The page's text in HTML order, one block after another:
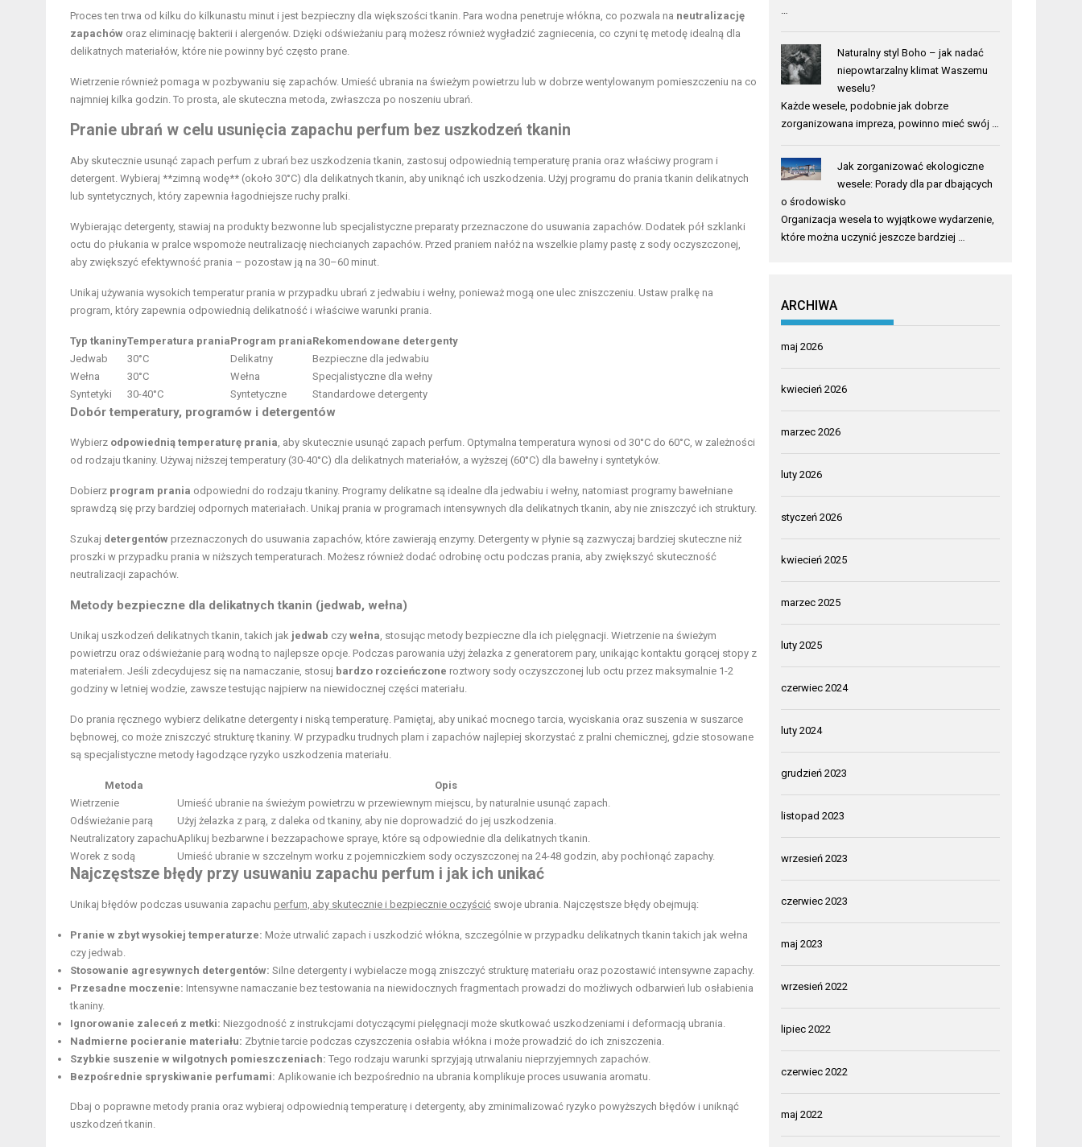
Proces ten trwa od kilku do kilkunastu minut i jest bezpieczny dla większości tkanin. Para wodna penetruje włókna, co pozwala na neutralizację
zapachów oraz eliminację bakterii i alergenów. Dzięki odświeżaniu parą możesz również wygładzić zagniecenia, co czyni tę metodę idealną dla
delikatnych materiałów, które nie powinny być często prane.
Wietrzenie również pomaga w pozbywaniu się zapachów. Umieść ubrania na świeżym powietrzu lub w dobrze wentylowanym pomieszczeniu na co
najmniej kilka godzin. To prosta, ale skuteczna metoda, zwłaszcza po noszeniu ubrań.
Pranie ubrań w celu usunięcia zapachu perfum bez uszkodzeń tkanin
Aby skutecznie usunąć zapach perfum z ubrań bez uszkodzenia tkanin, zastosuj odpowiednią temperaturę prania oraz właściwy program i
detergent. Wybieraj **zimną wodę** (około 30°C) dla delikatnych tkanin, aby uniknąć ich uszkodzenia. Użyj programu do prania tkanin delikatnych
lub syntetycznych, który zapewnia łagodniejsze ruchy pralki.
Wybierając detergenty, stawiaj na produkty bezwonne lub specjalistyczne preparaty przeznaczone do usuwania zapachów. Dodatek pół szklanki
octu do płukania w pralce wspomoże neutralizację niechcianych zapachów. Przed praniem nałóż na wszelkie plamy pastę z sody oczyszczonej,
aby zwiększyć efektywność prania – pozostaw ją na 30–60 minut.
Unikaj używania wysokich temperatur prania w przypadku ubrań z jedwabiu i wełny, ponieważ mogą one ulec zniszczeniu. Ustaw pralkę na
program, który zapewnia odpowiednią delikatność i właściwe warunki prania.
Typ tkaninyTemperatura praniaProgram praniaRekomendowane detergenty
Jedwab
30°C Delikatny
Bezpieczne dla jedwabiu
Wełna
30°C Wełna
Specjalistyczne dla wełny
Syntetyki
30-40°C Syntetyczne Standardowe detergenty
Dobór temperatury, programów i detergentów
Wybierz odpowiednią temperaturę prania, aby skutecznie usunąć zapach perfum. Optymalna temperatura wynosi od 30°C do 60°C, w zależności
od rodzaju tkaniny. Używaj niższej temperatury (30-40°C) dla delikatnych materiałów, a wyższej (60°C) dla bawełny i syntetyków.
Dobierz program prania odpowiedni do rodzaju tkaniny. Programy delikatne są idealne dla jedwabiu i wełny, natomiast programy bawełniane
sprawdzą się przy bardziej odpornych materiałach. Unikaj prania w programach intensywnych dla delikatnych tkanin, aby nie zniszczyć ich struktury.
Szukaj detergentów przeznaczonych do usuwania zapachów, które zawierają enzymy. Detergenty w płynie są zazwyczaj bardziej skuteczne niż
proszki w przypadku prania w niższych temperaturach. Możesz również dodać odrobinę octu podczas prania, aby zwiększyć skuteczność
neutralizacji zapachów.
Metody bezpieczne dla delikatnych tkanin (jedwab, wełna)
Unikaj uszkodzeń delikatnych tkanin, takich jak jedwab czy wełna, stosując metody bezpieczne dla ich pielęgnacji. Wietrzenie na świeżym
powietrzu oraz odświeżanie parą wodną to najlepsze opcje. Podczas parowania użyj żelazka z generatorem pary, unikając kontaktu gorącej stopy z
materiałem. Jeśli zdecydujesz się na namaczanie, stosuj bardzo rozcieńczone roztwory sody oczyszczonej lub octu przez maksymalnie 1-2
godziny w letniej wodzie, zawsze testując najpierw na niewidocznej części materiału.
Do prania ręcznego wybierz delikatne detergenty i niską temperaturę. Pamiętaj, aby unikać mocnego tarcia, wyciskania oraz suszenia w suszarce
bębnowej, co może zniszczyć strukturę tkaniny. W przypadku trudnych plam i zapachów najlepiej skorzystać z pralni chemicznej, gdzie stosowane
są specjalistyczne metody łagodzące ryzyko uszkodzenia materiału.
Metoda
Opis
Wietrzenie
Umieść ubranie na świeżym powietrzu w przewiewnym miejscu, by naturalnie usunąć zapach.
Odświeżanie parą
Użyj żelazka z parą, z daleka od tkaniny, aby nie doprowadzić do jej uszkodzenia.
Neutralizatory zapachuAplikuj bezbarwne i bezzapachowe spraye, które są odpowiednie dla delikatnych tkanin.
Worek z sodą
Umieść ubranie w szczelnym worku z pojemniczkiem sody oczyszczonej na 24-48 godzin, aby pochłonąć zapachy.
Najczęstsze błędy przy usuwaniu zapachu perfum i jak ich unikać
Unikaj błędów podczas usuwania zapachu perfum, aby skutecznie i bezpiecznie oczyścić swoje ubrania. Najczęstsze błędy obejmują:
Pranie w zbyt wysokiej temperaturze: Może utrwalić zapach i uszkodzić włókna, szczególnie w przypadku delikatnych tkanin takich jak wełna
czy jedwab.
Stosowanie agresywnych detergentów: Silne detergenty i wybielacze mogą zniszczyć strukturę materiału oraz pozostawić intensywne zapachy.
Przesadne moczenie: Intensywne namaczanie bez testowania na niewidocznych fragmentach prowadzi do możliwych odbarwień lub osłabienia
tkaniny.
Ignorowanie zaleceń z metki: Niezgodność z instrukcjami dotyczącymi pielęgnacji może skutkować uszkodzeniami i deformacją ubrania.
Nadmierne pocieranie materiału: Zbytnie tarcie podczas czyszczenia osłabia włókna i może prowadzić do ich zniszczenia.
Szybkie suszenie w wilgotnych pomieszczeniach: Tego rodzaju warunki sprzyjają utrwalaniu nieprzyjemnych zapachów.
Bezpośrednie spryskiwanie perfumami: Aplikowanie ich bezpośrednio na ubrania komplikuje proces usuwania aromatu.
Dbaj o poprawne metody prania oraz wybieraj odpowiednią temperaturę i detergenty, aby zminimalizować ryzyko powyższych błędów i uniknąć
uszkodzeń tkanin.
…
Naturalny styl Boho – jak nadać
niepowtarzalny klimat Waszemu
weselu?
Każde wesele, podobnie jak dobrze
zorganizowana impreza, powinno mieć swój …
Jak zorganizować ekologiczne
wesele: Porady dla par dbających
o środowisko
Organizacja wesela to wyjątkowe wydarzenie,
które można uczynić jeszcze bardziej …
ARCHIWA
maj 2026
kwiecień 2026
marzec 2026
luty 2026
styczeń 2026
kwiecień 2025
marzec 2025
luty 2025
czerwiec 2024
luty 2024
grudzień 2023
listopad 2023
wrzesień 2023
czerwiec 2023
maj 2023
wrzesień 2022
lipiec 2022
czerwiec 2022
maj 2022